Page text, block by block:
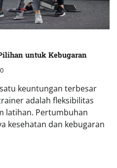
untuk Kebugaran
0
keuntungan terbesar
adalah fleksibilitas
latihan. Pertumbuhan
kesehatan dan kebugaran